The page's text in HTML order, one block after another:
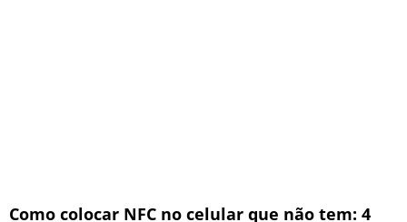
Como colocar NFC no celular que não tem: 4